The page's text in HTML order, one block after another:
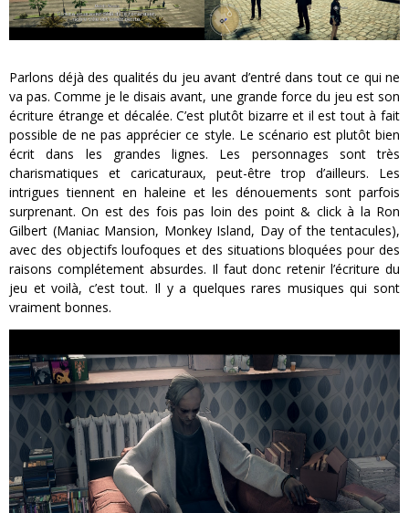
Parlons déjà des qualités du jeu avant d’entré dans tout ce qui ne
va pas. Comme je le disais avant, une grande force du jeu est son
écriture étrange et décalée. C’est plutôt bizarre et il est tout à fait
possible de ne pas apprécier ce style. Le scénario est plutôt bien
écrit dans les grandes lignes. Les personnages sont très
charismatiques et caricaturaux, peut-être trop d’ailleurs. Les
intrigues tiennent en haleine et les dénouements sont parfois
surprenant. On est des fois pas loin des point & click à la Ron
Gilbert (Maniac Mansion, Monkey Island, Day of the tentacules),
avec des objectifs loufoques et des situations bloquées pour des
raisons complétement absurdes. Il faut donc retenir l’écriture du
jeu et voilà, c’est tout. Il y a quelques rares musiques qui sont
vraiment bonnes.